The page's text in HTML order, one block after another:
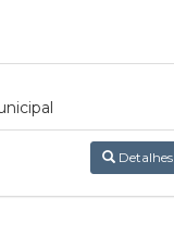
Detalhes